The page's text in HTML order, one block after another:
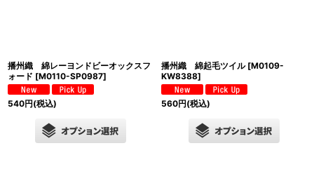
播州織 綿レーヨンドビーオックスフ
ォード [M0110-SP0987]
540円(税込)
播州織 綿起毛ツイル [M0109-
KW8388]
560円(税込)